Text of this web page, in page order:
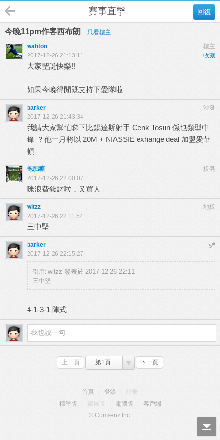
回復
賽事直擊
今晚11pm作客西布朗
只看樓主
樓主
wahton
收藏
2017-12-26 21:13:11
大家聖誕快樂!!
如果今晚得閒既支持下愛隊啦
沙發
barker
2017-12-26 21:43:34
我請大家幫忙睇下比錫達斯射手 Cenk Tosun 係乜類型中
鋒 ? 他一月將以 20M + NIASSIE exhange deal 加盟愛華
頓
板凳
拖肥糖
2017-12-26 22:00:07
咪浪費錢財啦，又買人
地板
witzz
2017-12-26 22:11:54
三中堅
5#
barker
2017-12-26 22:15:27
引用: witzz 發表於 2017-12-26 22:11
三中堅
4-1-3-1 陣式
上一頁 第1頁 下一頁
首頁 登錄
標準版
觸屏版 電腦版
客戶端
© Comsenz Inc.